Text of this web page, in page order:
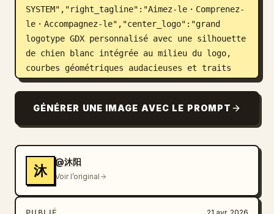
SYSTEM","right_tagline":"Aimez-le・Comprenez-
le・Accompagnez-le","center_logo":"grand
logotype GDX personnalisé avec une silhouette
de chien blanc intégrée au milieu du logo,
courbes géométriques audacieuses et traits
diagonaux, vert foncé","center_subtitle":"狗东
[{"title":"Informations de
base","position":"en haut à
marque","Secteur d'activité","Date de
conception"]},{"title":"Grille de
conception","position":"milieu haut à
gauche","count":1,"labels":["grille de
GÉNÉRER UNE IMAGE AVEC LE PROMPT
沐
@沐阳
Voir l’original